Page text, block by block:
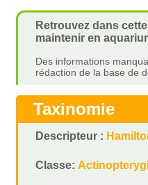
Retrouvez dans
maintenir en
Des informations
rédaction de la base de
Taxinomie
Descripteur :
Classe: